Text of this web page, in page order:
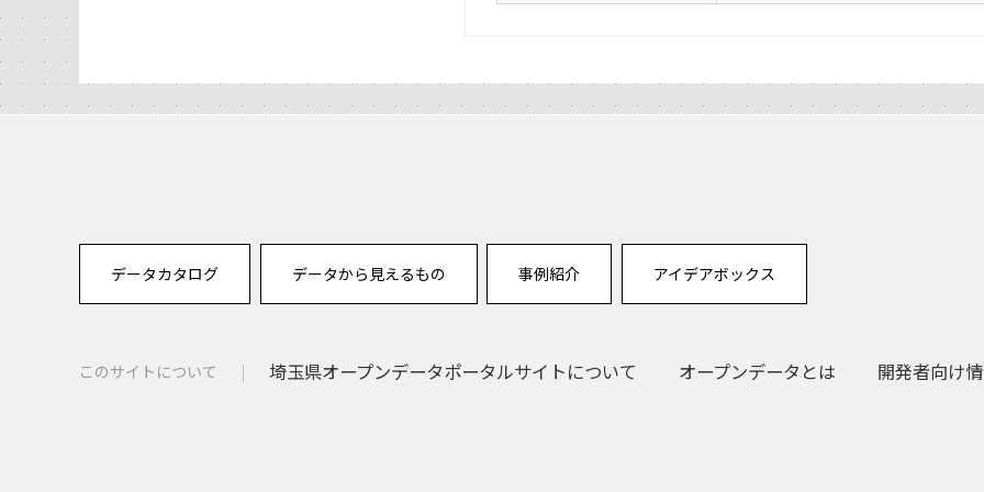
データカタログ データから見えるもの 事例紹介 アイデアボックス
このサイトについて 埼玉県オープンデータポータルサイトについて オープンデータとは 開発者向け